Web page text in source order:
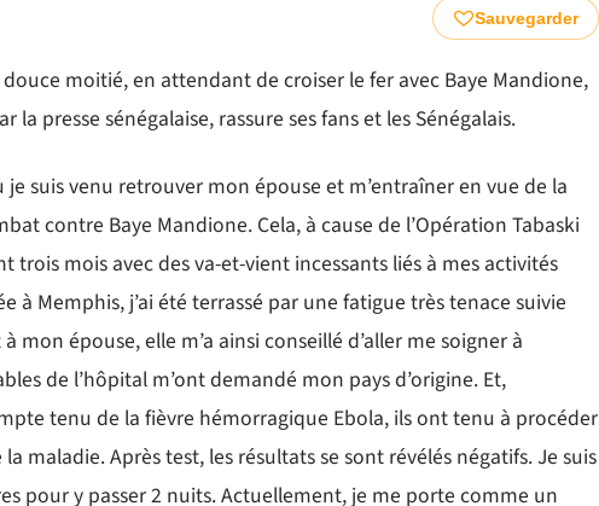
Sauvegarder
moitié, en attendant de croiser le fer avec Baye Mandione,
la presse sénégalaise, rassure ses fans et les Sénégalais.
suis venu retrouver mon épouse et m’entraîner en vue de la
contre Baye Mandione. Cela, à cause de l’Opération Tabaski
trois mois avec des va-et-vient incessants liés à mes activités
à Memphis, j’ai été terrassé par une fatigue très tenace suivie
mon épouse, elle m’a ainsi conseillé d’aller me soigner à
de l’hôpital m’ont demandé mon pays d’origine. Et,
tenu de la fièvre hémorragique Ebola, ils ont tenu à procéder
maladie. Après test, les résultats se sont révélés négatifs. Je suis
pour y passer 2 nuits. Actuellement, je me porte comme un